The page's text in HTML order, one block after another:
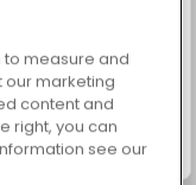
Pou
measure and
our marketing
content and
right, you can
see our